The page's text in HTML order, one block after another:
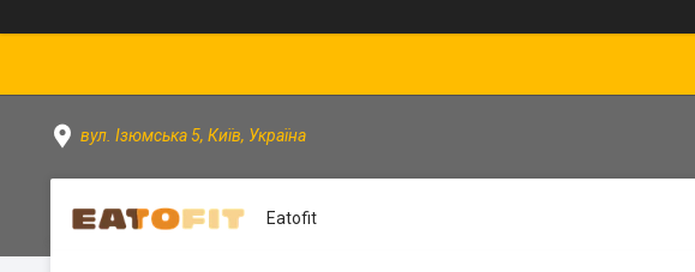
вул. Ізюмська 5, Київ, Україна
Eatofit